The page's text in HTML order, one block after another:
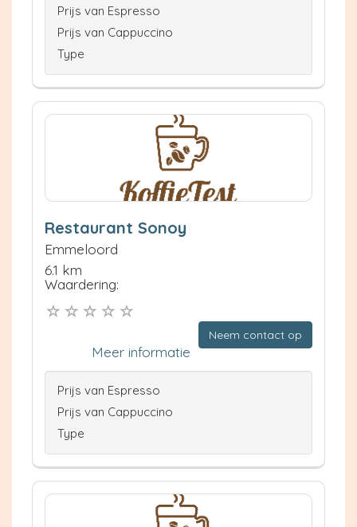
Prijs van Espresso
Prijs van Cappuccino
Type
Restaurant Sonoy
Emmeloord
6.1 km
Waardering:
Neem contact op
Meer informatie
Prijs van Espresso
Prijs van Cappuccino
Type